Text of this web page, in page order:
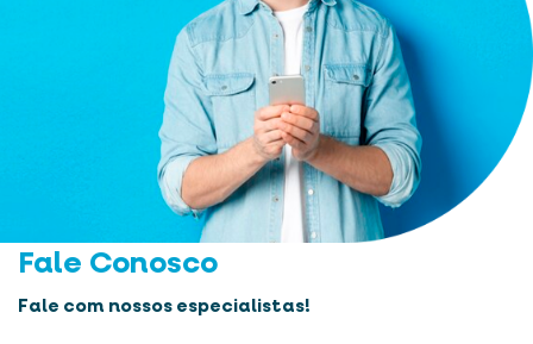
Fale Conosco
Fale com nossos especialistas!